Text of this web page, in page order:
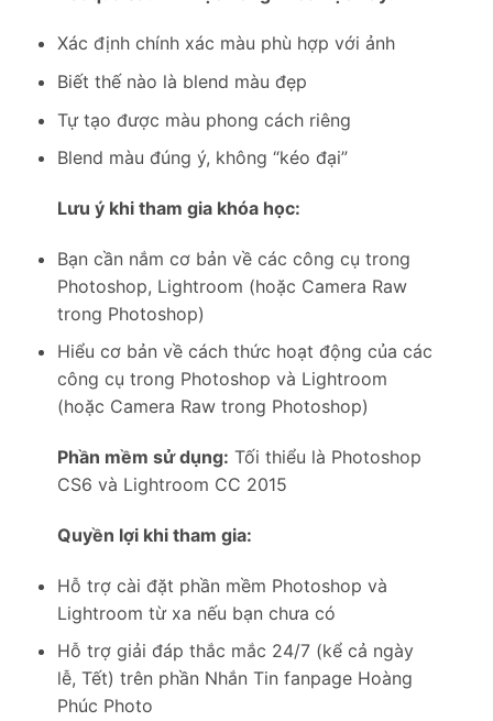
Xác định chính xác màu phù hợp với ảnh
Biết thế nào là blend màu đẹp
Tự tạo được màu phong cách riêng
Blend màu đúng ý, không “kéo đại”
Lưu ý khi tham gia khóa học:
Bạn cần nắm cơ bản về các công cụ trong
Photoshop, Lightroom (hoặc Camera Raw
trong Photoshop)
Hiểu cơ bản về cách thức hoạt động của các
công cụ trong Photoshop và Lightroom
(hoặc Camera Raw trong Photoshop)
Phần mềm sử dụng: Tối thiểu là Photoshop
CS6 và Lightroom CC 2015
Quyền lợi khi tham gia:
Hỗ trợ cài đặt phần mềm Photoshop và
Lightroom từ xa nếu bạn chưa có
Hỗ trợ giải đáp thắc mắc 24/7 (kể cả ngày
lễ, Tết) trên phần Nhắn Tin fanpage Hoàng
Phúc Photo